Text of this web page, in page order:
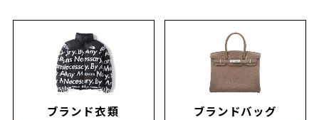
ブランド衣類 ブランドバッグ